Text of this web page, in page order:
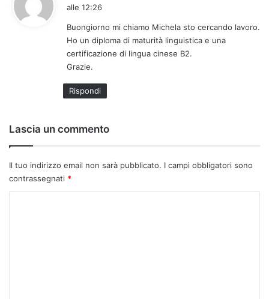
e
t
t
alle 12:26
Buongiorno mi chiamo Michela sto cercando lavoro.
Ho un diploma di maturità linguistica e una
certificazione di lingua cinese B2.
Grazie.
Rispondi
Lascia un commento
Il tuo indirizzo email non sarà pubblicato. I campi obbligatori sono
contrassegnati *